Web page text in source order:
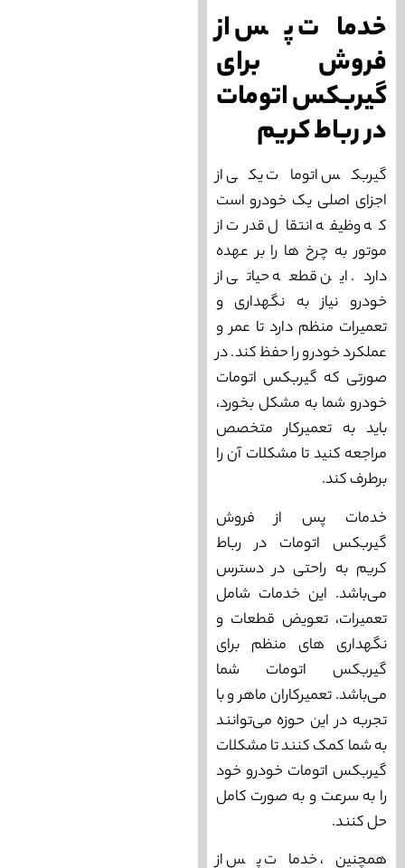
خدمات پس از
فروش برای
گیربکس اتومات
در رباط کریم
گیربکس اتومات یکی از
اجزای اصلی یک خودرو است
که وظیفه انتقال قدرت از
موتور به چرخ ها را بر عهده
دارد. این قطعه حیاتی از
خودرو نیاز به نگهداری و
تعمیرات منظم دارد تا عمر و
عملکرد خودرو را حفظ کند. در
صورتی که گیربکس اتومات
خودرو شما به مشکل بخورد،
باید به تعمیرکار متخصص
مراجعه کنید تا مشکلات آن را
برطرف کند.
خدمات پس از فروش
گیربکس اتومات در رباط
کریم به راحتی در دسترس
می‌‌باشد. این خدمات شامل
تعمیرات، تعویض قطعات و
نگهداری ‌های منظم برای
گیربکس اتومات شما
می‌‌‌باشد. تعمیرکاران ماهر و با
تجربه در این حوزه می‌‌توانند
به شما کمک کنند تا مشکلات
گیربکس اتومات خودرو خود
را به سرعت و به صورت کامل
حل کنند.
همچنین، خدمات پس از